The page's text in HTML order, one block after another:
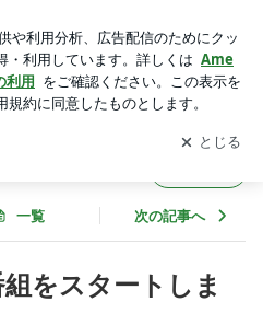
グの更新通知
を受け取りまし
開く
一覧 次の記事へ
をスタートしま